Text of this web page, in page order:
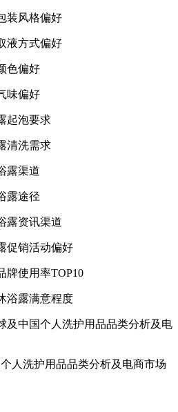
装风格偏好
液方式偏好
色偏好
味偏好
起泡要求
清洗需求
露渠道
露途径
露资讯渠道
促销活动偏好
牌使用率TOP10
浴露满意程度
及中国个人洗护用品品类分析及电
人洗护用品品类分析及电商市场